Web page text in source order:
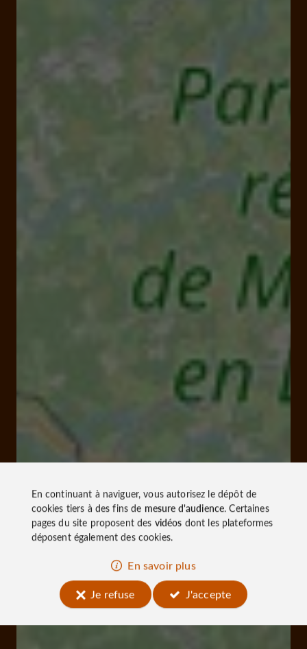
En continuant à naviguer, vous autorisez le dépôt de
cookies tiers à des fins de mesure d'audience. Certaines
pages du site proposent des vidéos dont les plateformes
déposent également des cookies.
En savoir plus
Je refuse
J'accepte